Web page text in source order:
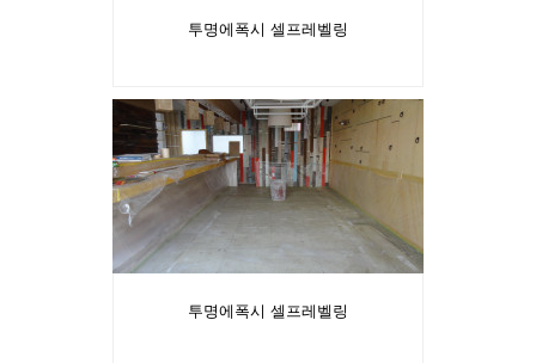
투명에폭시 셀프레벨링
투명에폭시 셀프레벨링